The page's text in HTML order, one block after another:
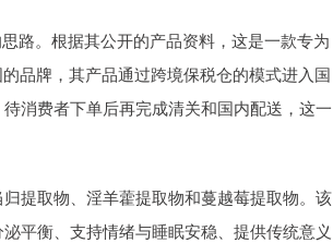
路。根据其公开的产品资料，这是一款专为
品牌，其产品通过跨境保税仓的模式进入国
消费者下单后再完成清关和国内配送，这一
提取物、淫羊藿提取物和蔓越莓提取物。该
平衡、支持情绪与睡眠安稳、提供传统意义